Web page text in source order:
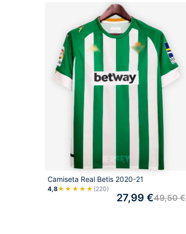
Camiseta Real Betis 2020-21
4,8★★★★★ (220)
49,50€
27,99 €